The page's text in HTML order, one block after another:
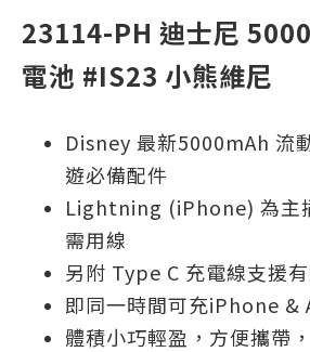
23114-PH 迪士尼
電池 #IS23 小熊維尼
Disney 最新5000mAh 流
遊必備配件
Lightning (iPhone) 為主
需用線
另附 Type C 充電線支援
即同一時間可充iPhone &
體積小巧輕盈，方便攜帶